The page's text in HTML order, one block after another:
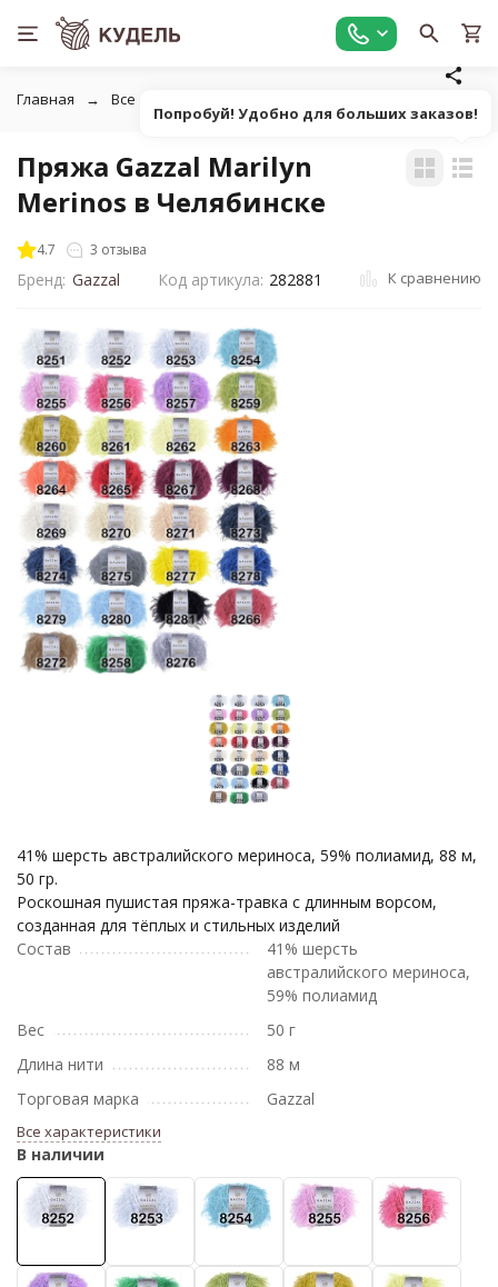
Главная Все для вязания
Пряжа Gazzal Marilyn
Merinos в Челябинске
4.7 3 отзыва
Бренд: Gazzal Код артикула: 282881 К сравнению
41% шерсть австралийского мериноса, 59% полиамид, 88 м,
50 гр.
Роскошная пушистая пряжа-травка с длинным ворсом,
созданная для тёплых и стильных изделий
Состав
41% шерсть
австралийского мериноса,
59% полиамид
Вес
50 г
Длина нити
88 м
Торговая марка
Gazzal
Все характеристики
В наличии
Попробуй! Удобно для больших заказов!